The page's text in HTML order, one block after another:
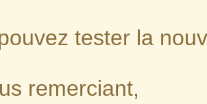
tester la
remerciant,